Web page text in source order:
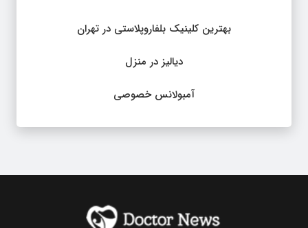
بهترین کلینیک بلفاروپلاستی در تهران
دیالیز در منزل
آمبولانس خصوصی